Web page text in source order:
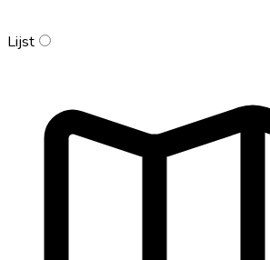
Lijst